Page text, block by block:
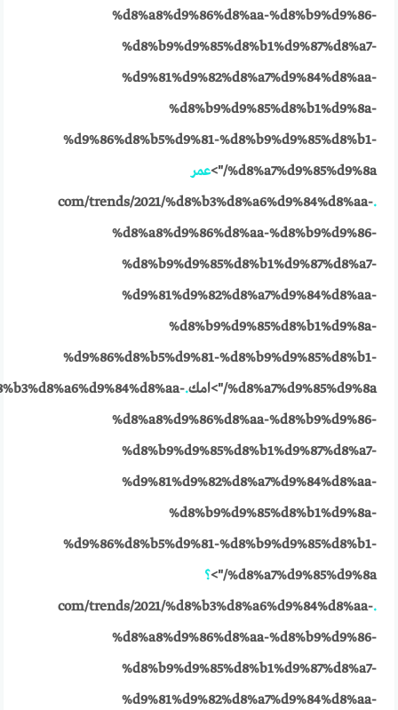
%d8%a8%d9%86%d8%aa-%d8%b9%d9%86-
%d8%b9%d9%85%d8%b1%d9%87%d8%a7-
%d9%81%d9%82%d8%a7%d9%84%d8%aa-
%d8%b9%d9%85%d8%b1%d9%8a-
%d9%86%d8%b5%d9%81-%d8%b9%d9%85%d8%b1-
%d8%a7%d9%85%d9%8a/">
عمر
.
com/trends/2021/%d8%b3%d8%a6%d9%84%d8%aa-
%d8%a8%d9%86%d8%aa-%d8%b9%d9%86-
%d8%b9%d9%85%d8%b1%d9%87%d8%a7-
%d9%81%d9%82%d8%a7%d9%84%d8%aa-
%d8%b9%d9%85%d8%b1%d9%8a-
%d9%86%d8%b5%d9%81-%d8%b9%d9%85%d8%b1-
%d8%a7%d9%85%d9%8a/">امك
.
%d8%a8%d9%86%d8%aa-%d8%b9%d9%86-
%d8%b9%d9%85%d8%b1%d9%87%d8%a7-
%d9%81%d9%82%d8%a7%d9%84%d8%aa-
%d8%b9%d9%85%d8%b1%d9%8a-
%d9%86%d8%b5%d9%81-%d8%b9%d9%85%d8%b1-
%d8%a7%d9%85%d9%8a/">
؟
.
com/trends/2021/%d8%b3%d8%a6%d9%84%d8%aa-
%d8%a8%d9%86%d8%aa-%d8%b9%d9%86-
%d8%b9%d9%85%d8%b1%d9%87%d8%a7-
%d9%81%d9%82%d8%a7%d9%84%d8%aa-